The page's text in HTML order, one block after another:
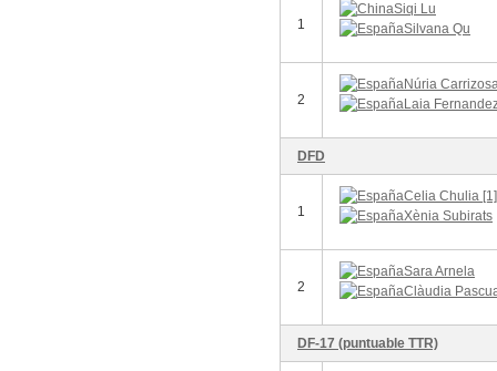
1
Siqi Lu
Silvana Qu
2
Núria
Laia
DFD
1
Celia Chulia [1]
Xènia Subirats
2
Sara Arnela
Clàudia
DF-17 (puntuable TTR)